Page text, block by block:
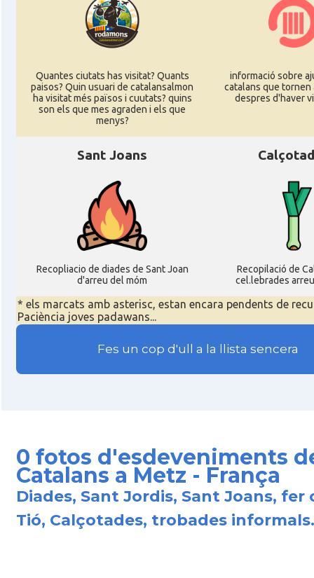
Quantes ciutats has visitat? Quants
paisos? Quin usuari de catalansalmon
ha visitat més països i cuutats? quins
son els que mes agraden i els que
menys?
informació sobre
catalans que tornen
despres d'haver
Sant Joans
Recopliacio de diades de Sant Joan
d'arreu del móm
Recopilació de
cel.lebrades
* els marcats amb asterisc, estan encara pendents de
Paciència joves padawans...
Fes un cop d'ull a la llista sencera
0 fotos d'esdeveniments
Catalans a Metz - França
Diades, Sant Jordis, Sant Joans, fer
Tió, Calçotades, trobades